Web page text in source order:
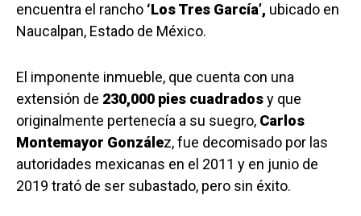
encuentra el rancho ‘Los Tres García’, ubicado en
Naucalpan, Estado de México.
El imponente inmueble, que cuenta con una
extensión de 230,000 pies cuadradosy que
originalmente pertenecía a su suegro, Carlos
Montemayor González, fue decomisado por las
autoridades mexicanas en el 2011 y en junio de
2019 trató de ser subastado, pero sin éxito.